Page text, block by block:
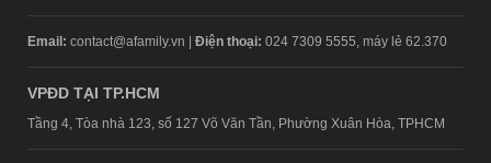
Email: contact@afamily.vn | Điện thoại: 024 7309 5555, máy lẻ 62.370
VPĐD TẠI TP.HCM
Tầng 4, Tòa nhà 123, số 127 Võ Văn Tần, Phường Xuân Hòa, TPHCM